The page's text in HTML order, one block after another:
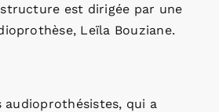
est dirigée par une
Leïla Bouziane.
qui a